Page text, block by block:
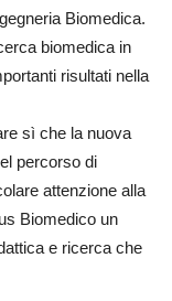
Biomedica.
biomedica in
risultati nella
sì che la nuova
percorso di
attenzione alla
Biomedico un
e ricerca che